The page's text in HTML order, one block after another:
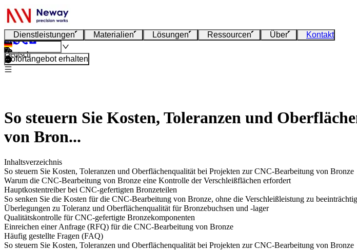
Dienstleistungen Materialien Lösungen Ressourcen Über Kontakt
Deutsch
Sofortangebot erhalten
So steuern Sie Kosten, Toleranzen und
von Bron...
Inhaltsverzeichnis
So steuern Sie Kosten, Toleranzen und Oberflächenqualität bei Projekten zur CNC-Bearbeitung von Bronze
Warum die CNC-Bearbeitung von Bronze eine Kontrolle der Verschleißflächen erfordert
Hauptkostentreiber bei CNC-gefertigten Bronzeteilen
So senken Sie die Kosten für die CNC-Bearbeitung von Bronze, ohne die Verschleißleistung zu
Überlegungen zu Toleranz und Oberflächenqualität für Bronzebuchsen und -lager
Qualitätskontrolle für CNC-gefertigte Bronzekomponenten
Einreichen einer Anfrage (RFQ) für die CNC-Bearbeitung von Bronze
Häufig gestellte Fragen (FAQ)
So steuern Sie Kosten, Toleranzen und Oberflächenqualität bei Projekten zur CNC-Bearbeitung von Bronze